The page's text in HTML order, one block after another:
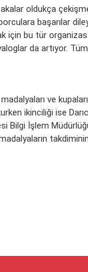
oldukça
başarılar
için bu tür
da artıyor. Tüm
ve
ikinciliği ise
Bilgi İşlem
takdiminin